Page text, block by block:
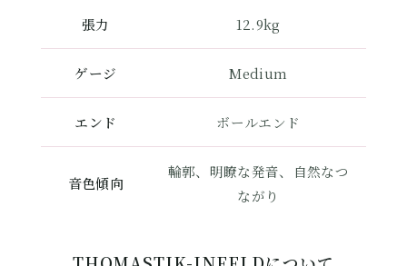
張力 12.9kg
ゲージ Medium
エンド ボールエンド
音色傾向
輪郭、明瞭な発音、自然なつ
ながり